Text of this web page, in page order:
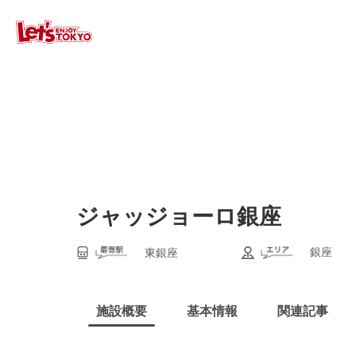
ジャッジョーロ銀座
東銀座 銀座
施設概要 基本情報 関連記事